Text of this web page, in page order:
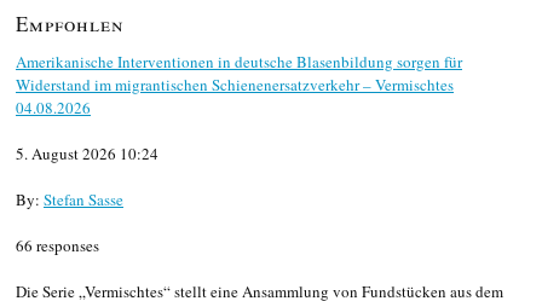
Empfohlen
Amerikanische Interventionen in deutsche Blasenbildung sorgen für
Widerstand im migrantischen Schienenersatzverkehr – Vermischtes
04.08.2026
5. August 2026 10:24
By: Stefan Sasse
66 responses
Die Serie „Vermischtes“ stellt eine Ansammlung von Fundstücken aus dem